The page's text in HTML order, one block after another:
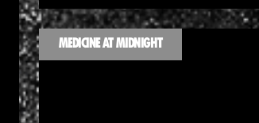
MEDICINE AT MIDNIGHT